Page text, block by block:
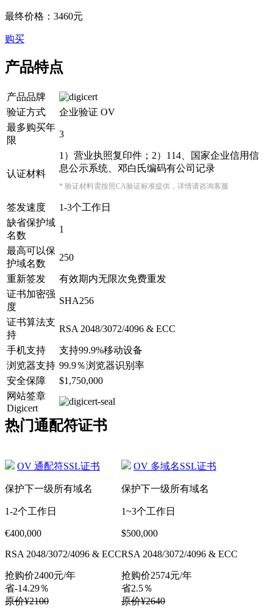
最终价格： 3460元
购买
产品特点
产品品牌
验证方式
企业验证 OV
最多购买年
限
3
认证材料
1）营业执照复印件；2）114、国家企业信用信
息公示系统、邓白氏编码有公司记录
* 验证材料需按照CA验证标准提供，详情请咨询客服
签发速度
1-3个工作日
缺省保护域
名数
1
最高可以保
护域名数
250
重新签发
有效期内无限次免费重发
证书加密强
度
SHA256
证书算法支
持
RSA 2048/3072/4096 & ECC
手机支持
支持99.9%移动设备
浏览器支持 99.9％浏览器识别率
安全保障
$1,750,000
网站签章
Digicert
热门通配符证书
OV 通配符SSL证书
保护下一级所有域名
1-2个工作日
€400,000
RSA 2048/3072/4096 & ECC
抢购价2400元/年
省-14.29％
原价¥2100
OV 多域名SSL证书
保护下一级所有域名
1~3个工作日
$500,000
RSA 2048/3072/4096 & ECC
抢购价2574元/年
省2.5％
原价¥2640